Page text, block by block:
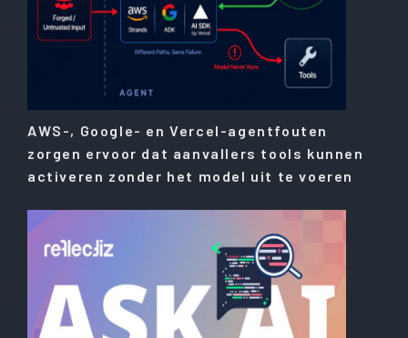
AWS-, Google- en Vercel-agentfouten
zorgen ervoor dat aanvallers tools kunnen
activeren zonder het model uit te voeren